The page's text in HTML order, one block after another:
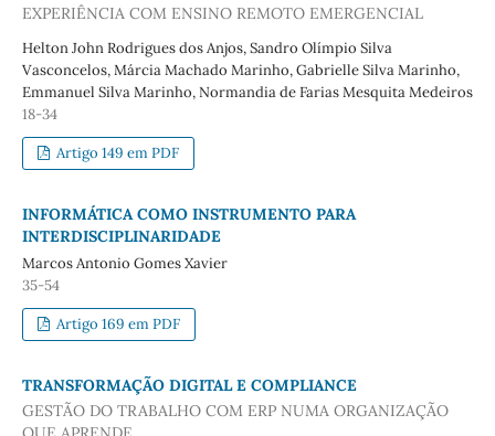
EXPERIÊNCIA COM ENSINO REMOTO EMERGENCIAL
Helton John Rodrigues dos Anjos, Sandro Olímpio Silva
Vasconcelos, Márcia Machado Marinho, Gabrielle Silva Marinho,
Emmanuel Silva Marinho, Normandia de Farias Mesquita Medeiros
18-34
Artigo 149 em PDF
INFORMÁTICA COMO INSTRUMENTO PARA
INTERDISCIPLINARIDADE
Marcos Antonio Gomes Xavier
35-54
Artigo 169 em PDF
TRANSFORMAÇÃO DIGITAL E COMPLIANCE
GESTÃO DO TRABALHO COM ERP NUMA ORGANIZAÇÃO